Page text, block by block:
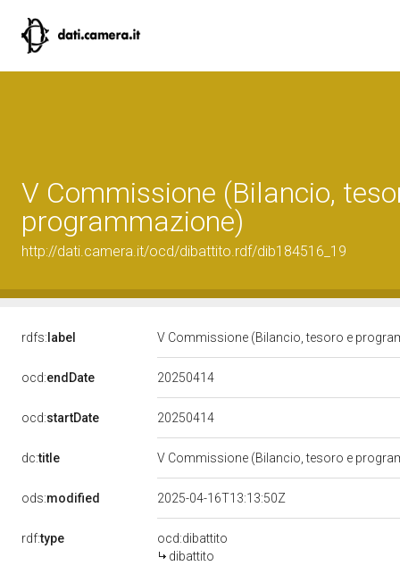
V Commissione (Bilancio,
programmazione)
http://dati.camera.it/ocd/dibattito.rdf/dib184516_19
rdfs: label V Commissione (Bilancio, tesoro e
ocd:endDate 20250414
ocd:startDate 20250414
dc:title V Commissione (Bilancio, tesoro e
ods:modified 2025-04-16T13:13:50Z
rdf:type
ocd:dibattito
dibattito